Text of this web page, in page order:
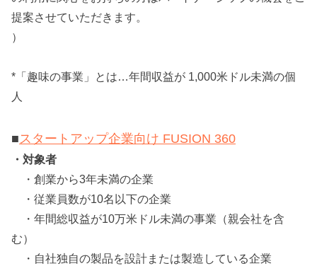
提案させていただきます。
）
*「趣味の事業」とは…年間収益が 1,000米ドル未満の個
人
■スタートアップ企業向け FUSION 360
・対象者
・創業から3年未満の企業
・従業員数が10名以下の企業
・年間総収益が10万米ドル未満の事業（親会社を含
む）
・自社独自の製品を設計または製造している企業